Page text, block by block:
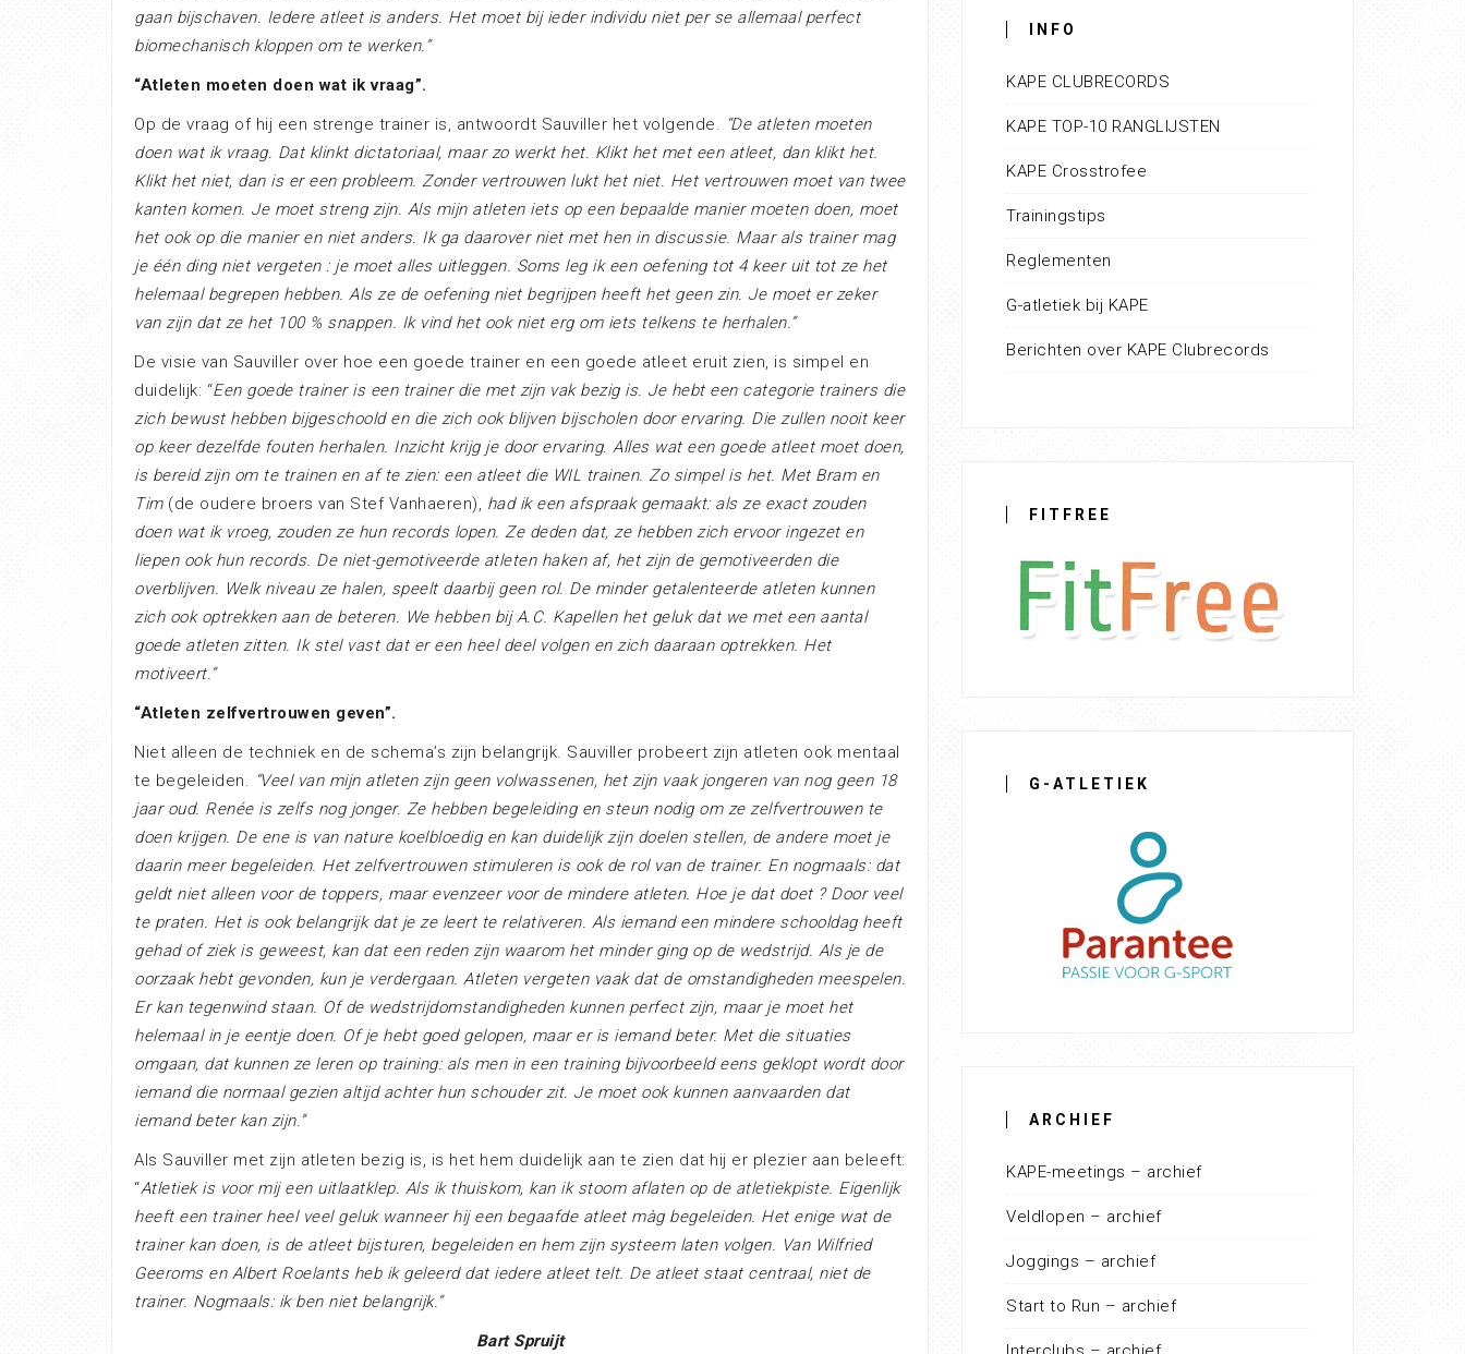
gaan bijschaven. Iedere atleet is anders. Het moet bij ieder individu niet per se allemaal perfect
biomechanisch kloppen om te werken.”
“Atleten moeten doen wat ik vraag”.
Op de vraag of hij een strenge trainer is, antwoordt Sauviller het volgende. “De atleten moeten
doen wat ik vraag. Dat klinkt dictatoriaal, maar zo werkt het. Klikt het met een atleet, dan klikt het.
Klikt het niet, dan is er een probleem. Zonder vertrouwen lukt het niet. Het vertrouwen moet van twee
kanten komen. Je moet streng zijn. Als mijn atleten iets op een bepaalde manier moeten doen, moet
het ook op die manier en niet anders. Ik ga daarover niet met hen in discussie. Maar als trainer mag
je één ding niet vergeten : je moet alles uitleggen. Soms leg ik een oefening tot 4 keer uit tot ze het
helemaal begrepen hebben. Als ze de oefening niet begrijpen heeft het geen zin. Je moet er zeker
van zijn dat ze het 100 % snappen. Ik vind het ook niet erg om iets telkens te herhalen.”
De visie van Sauviller over hoe een goede trainer en een goede atleet eruit zien, is simpel en
duidelijk: “Een goede trainer is een trainer die met zijn vak bezig is. Je hebt een categorie trainers die
zich bewust hebben bijgeschoold en die zich ook blijven bijscholen door ervaring. Die zullen nooit keer
op keer dezelfde fouten herhalen. Inzicht krijg je door ervaring. Alles wat een goede atleet moet doen,
is bereid zijn om te trainen en af te zien: een atleet die WIL trainen. Zo simpel is het. Met Bram en
Tim (de oudere broers van Stef Vanhaeren), had ik een afspraak gemaakt: als ze exact zouden
doen wat ik vroeg, zouden ze hun records lopen. Ze deden dat, ze hebben zich ervoor ingezet en
liepen ook hun records. De niet-gemotiveerde atleten haken af, het zijn de gemotiveerden die
overblijven. Welk niveau ze halen, speelt daarbij geen rol. De minder getalenteerde atleten kunnen
zich ook optrekken aan de beteren. We hebben bij A.C. Kapellen het geluk dat we met een aantal
goede atleten zitten. Ik stel vast dat er een heel deel volgen en zich daaraan optrekken. Het
motiveert.”
“Atleten zelfvertrouwen geven”.
Niet alleen de techniek en de schema’s zijn belangrijk. Sauviller probeert zijn atleten ook mentaal
te begeleiden. “Veel van mijn atleten zijn geen volwassenen, het zijn vaak jongeren van nog geen 18
jaar oud. Renée is zelfs nog jonger. Ze hebben begeleiding en steun nodig om ze zelfvertrouwen te
doen krijgen. De ene is van nature koelbloedig en kan duidelijk zijn doelen stellen, de andere moet je
daarin meer begeleiden. Het zelfvertrouwen stimuleren is ook de rol van de trainer. En nogmaals: dat
geldt niet alleen voor de toppers, maar evenzeer voor de mindere atleten. Hoe je dat doet ? Door veel
te praten. Het is ook belangrijk dat je ze leert te relativeren. Als iemand een mindere schooldag heeft
gehad of ziek is geweest, kan dat een reden zijn waarom het minder ging op de wedstrijd. Als je de
oorzaak hebt gevonden, kun je verdergaan. Atleten vergeten vaak dat de omstandigheden meespelen.
Er kan tegenwind staan. Of de wedstrijdomstandigheden kunnen perfect zijn, maar je moet het
helemaal in je eentje doen. Of je hebt goed gelopen, maar er is iemand beter. Met die situaties
omgaan, dat kunnen ze leren op training: als men in een training bijvoorbeeld eens geklopt wordt door
iemand die normaal gezien altijd achter hun schouder zit. Je moet ook kunnen aanvaarden dat
iemand beter kan zijn.”
Als Sauviller met zijn atleten bezig is, is het hem duidelijk aan te zien dat hij er plezier aan beleeft:
“Atletiek is voor mij een uitlaatklep. Als ik thuiskom, kan ik stoom aflaten op de atletiekpiste. Eigenlijk
heeft een trainer heel veel geluk wanneer hij een begaafde atleet màg begeleiden. Het enige wat de
trainer kan doen, is de atleet bijsturen, begeleiden en hem zijn systeem laten volgen. Van Wilfried
Geeroms en Albert Roelants heb ik geleerd dat iedere atleet telt. De atleet staat centraal, niet de
trainer. Nogmaals: ik ben niet belangrijk.”
Bart Spruijt
INFO
KAPE CLUBRECORDS
KAPE TOP-10 RANGLIJSTEN
KAPE Crosstrofee
Trainingstips
Reglementen
G-atletiek bij KAPE
Berichten over KAPE Clubrecords
FITFREE
G-ATLETIEK
ARCHIEF
KAPE-meetings – archief
Veldlopen – archief
Joggings – archief
Start to Run – archief